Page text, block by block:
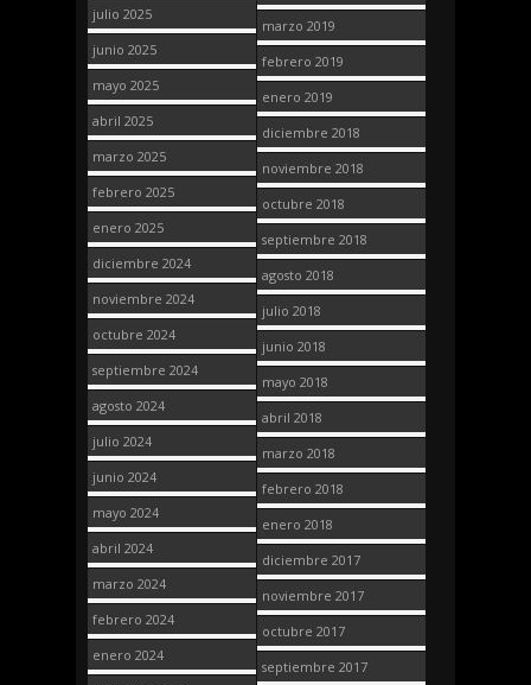
julio 2025
junio 2025
mayo 2025
abril 2025
marzo 2025
febrero 2025
enero 2025
diciembre 2024
noviembre 2024
octubre 2024
septiembre 2024
agosto 2024
julio 2024
junio 2024
mayo 2024
abril 2024
marzo 2024
febrero 2024
enero 2024
marzo 2019
febrero 2019
enero 2019
diciembre 2018
noviembre 2018
octubre 2018
septiembre 2018
agosto 2018
julio 2018
junio 2018
mayo 2018
abril 2018
marzo 2018
febrero 2018
enero 2018
diciembre 2017
noviembre 2017
octubre 2017
septiembre 2017